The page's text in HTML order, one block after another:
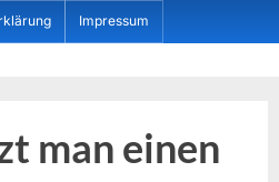
Impressum
man einen